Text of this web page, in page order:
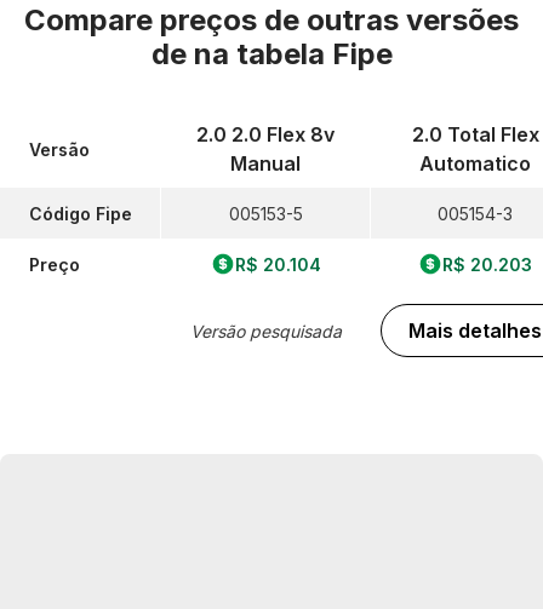
Compare preços de outras versões
de na tabela Fipe
Versão
Código Fipe
Preço
2.0 2.0 Flex 8v
Manual
005153-5
R$ 20.104
Versão pesquisada
2.0 Total Flex
Automatico
005154-3
R$ 20.203
Mais detalhes